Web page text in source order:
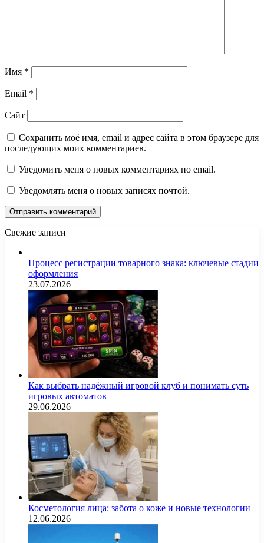
Имя *
Email *
Сайт
Сохранить моё имя, email и адрес сайта в этом браузере для
последующих моих комментариев.
Уведомить меня о новых комментариях по email.
Уведомлять меня о новых записях почтой.
Свежие записи
Процесс регистрации товарного знака: ключевые стадии
оформления
23.07.2026
Как выбрать надёжный игровой клуб и понимать суть
игровых автоматов
29.06.2026
Косметология лица: забота о коже и новые технологии
12.06.2026